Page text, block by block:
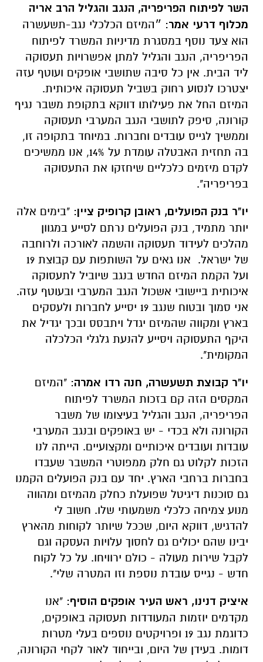
השר לפיתוח הפריפריה, הנגב והגליל הרב אריה
מכלוף דרעי אמר: ״המיזם הכלכלי נגב-תשעשרה
הוא צעד נוסף במסגרת מדיניות המשרד לפיתוח
הפריפריה, הנגב והגליל למתן אפשרויות תעסוקה
ליד הבית. אין כל סיבה שתושבי אופקים ועוטף עזה
יצטרכו לנסוע רחוק בשביל תעסוקה איכותית.
המיזם החל את פעילותו דווקא בתקופת משבר נגיף
קורונה, סיפק לתושבי הנגב המערבי תעסוקה
וממשיך לגייס עובדים וחברות. במיוחד בתקופה זו,
בה תחזית האבטלה עומדת על 14%, אנו ממשיכים
לקדם מיזמים כלכליים שיחזקו את התעסוקה
בפריפריה".
יו"ר בנק הפועלים, ראובן קרופיק ציין: "בימים אלה
יותר מתמיד, בנק הפועלים נרתם לסייע במגוון
מהלכים לעידוד תעסוקה והשמה לאורכה ולרוחבה
של ישראל. אנו גאים על השותפות עם קבוצת 19
ועל הקמת המיזם החדש בנגב שיוביל לתעסוקה
איכותית ביישובי אשכול הנגב המערבי ובעוטף עזה.
אני סמוך ובטוח שנגב 19 יסייע לחברות ולעסקים
בארץ ומקווה שהמיזם יגדל ויתבסס ובכך יגדיל את
היקף התעסוקה ויסייע להנעת גלגלי הכלכלה
המקומית".
יו"ר קבוצת תשעשרה, חנה רדו אמרה: "המיזם
המקסים הזה קם בזכות המשרד לפיתוח
הפריפריה, הנגב והגליל בעיצומו של משבר
הקורונה ולא בכדי - יש באופקים ובנגב המערבי
עובדות ועובדים איכותיים ומקצועיים. הייתה לנו
הזכות לקלוט גם חלק ממפוטרי המשבר שעבדו
בחברות ברחבי הארץ. יחד עם בנק הפועלים הקמנו
גם סוכנות דיגיטל שפועלת כחלק מהמיזם ומהווה
מנוע צמיחה כלכלי משמעותי שלו. חשוב לי
להדגיש, דווקא היום, שככל שיותר לקוחות מהארץ
יבינו שהם יכולים גם לחסוך עלויות העסקה וגם
לקבל שירות מעולה - כולם ירוויחו. על כל לקוח
חדש - נגייס עובדת נוספת וזו המטרה שלי".
איציק דנינו, ראש העיר אופקים הוסיף: "אנו
מקדמים יוזמות המעודדות תעסוקה באופקים,
כדוגמת נגב 19 ופרויקטים נוספים בעלי מטרות
דומות. בעידן של היום, ובייחוד לאור לקחי הקורונה,